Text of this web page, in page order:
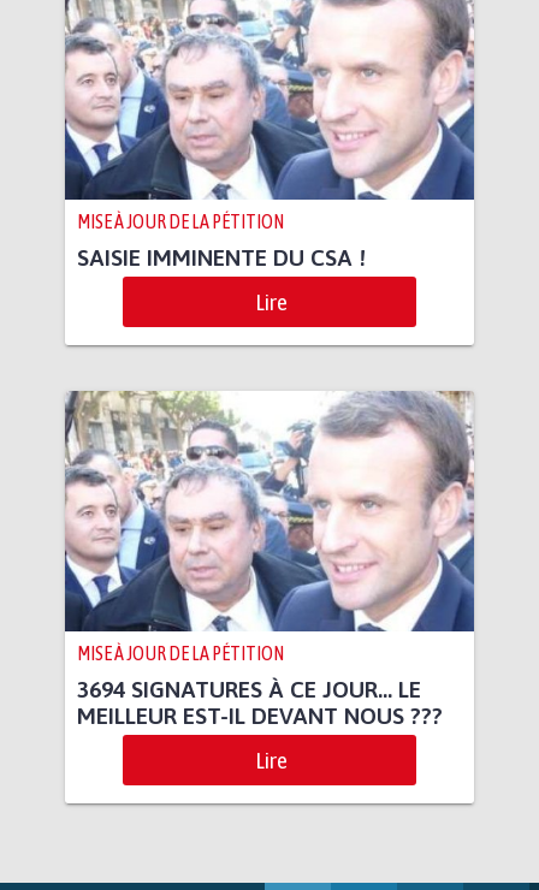
MISE À JOUR DE LA PÉTITION
SAISIE IMMINENTE DU CSA !
Lire
MISE À JOUR DE LA PÉTITION
3694 SIGNATURES À CE JOUR... LE
MEILLEUR EST-IL DEVANT NOUS ???
Lire